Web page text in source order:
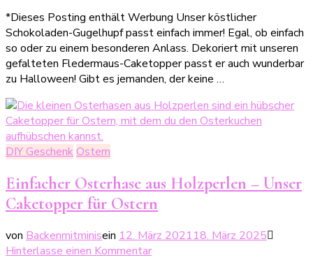
Gugelhupf
mit
„faltigen“
Fledermaus-
Caketopper
*Dieses Posting enthält Werbung Unser köstlicher
Schokoladen-Gugelhupf passt einfach immer! Egal, ob einfach
so oder zu einem besonderen Anlass. Dekoriert mit unseren
gefalteten Fledermaus-Caketopper passt er auch wunderbar
zu Halloween! Gibt es jemanden, der keine …
DIY GeschenkOstern
Einfacher Osterhase aus Holzperlen – Unser
Caketopper für Ostern
von Backenmitminisein 12. März 202118. März 2025
Hinterlasse einen Kommentarzu